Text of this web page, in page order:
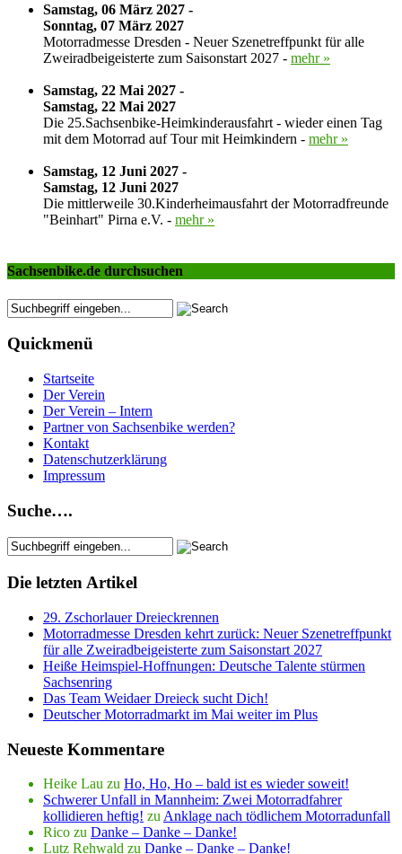
Samstag, 06 März 2027 -
Sonntag, 07 März 2027
Motorradmesse Dresden - Neuer Szenetreffpunkt für alle
Zweiradbeigeisterte zum Saisonstart 2027 - mehr »
Samstag, 22 Mai 2027 -
Samstag, 22 Mai 2027
Die 25.Sachsenbike-Heimkinderausfahrt - wieder einen Tag
mit dem Motorrad auf Tour mit Heimkindern - mehr »
Samstag, 12 Juni 2027 -
Samstag, 12 Juni 2027
Die mittlerweile 30.Kinderheimausfahrt der Motorradfreunde
"Beinhart" Pirna e.V. - mehr »
Sachsenbike.de durchsuchen
Quickmenü
Startseite
Der Verein
Der Verein – Intern
Partner von Sachsenbike werden?
Kontakt
Datenschutzerklärung
Impressum
Suche….
Die letzten Artikel
29. Zschorlauer Dreieckrennen
Motorradmesse Dresden kehrt zurück: Neuer Szenetreffpunkt
für alle Zweiradbeigeisterte zum Saisonstart 2027
Heiße Heimspiel-Hoffnungen: Deutsche Talente stürmen
Sachsenring
Das Team Weidaer Dreieck sucht Dich!
Deutscher Motorradmarkt im Mai weiter im Plus
Neueste Kommentare
Heike Lau zu Ho, Ho, Ho – bald ist es wieder soweit!
Schwerer Unfall in Mannheim: Zwei Motorradfahrer
kollidieren heftig! zu Anklage nach tödlichem Motorradunfall
Rico zu Danke – Danke – Danke!
Lutz Rehwald zu Danke – Danke – Danke!